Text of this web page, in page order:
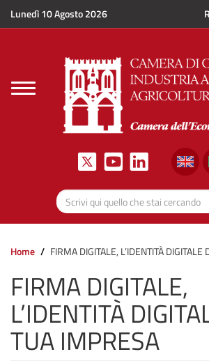
Salta al contenuto principale
Lunedì 10 Agosto 2026
Toggle
navigation
Scrivi qui quello
Home FIRMA DIGITALE, L’IDENTITÀ
FIRMA DIGITALE,
L’IDENTITÀ
TUA IMPRESA